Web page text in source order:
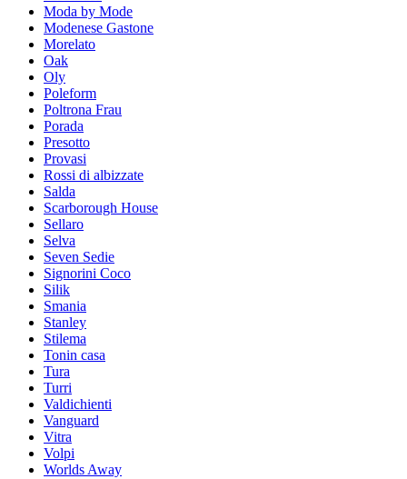
Moda by Mode
Modenese Gastone
Morelato
Oak
Oly
Poleform
Poltrona Frau
Porada
Presotto
Provasi
Rossi di albizzate
Salda
Scarborough House
Sellaro
Selva
Seven Sedie
Signorini Coco
Silik
Smania
Stanley
Stilema
Tonin casa
Tura
Turri
Valdichienti
Vanguard
Vitra
Volpi
Worlds Away